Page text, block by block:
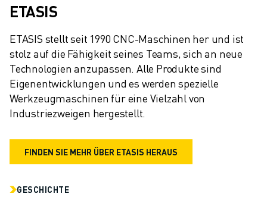
ETASIS
ETASIS stellt seit 1990 CNC-Maschinen her und ist
stolz auf die Fähigkeit seines Teams, sich an neue
Technologien anzupassen. Alle Produkte sind
Eigenentwicklungen und es werden spezielle
Werkzeugmaschinen für eine Vielzahl von
Industriezweigen hergestellt.
FINDEN SIE MEHR ÜBER ETASIS HERAUS
GESCHICHTE